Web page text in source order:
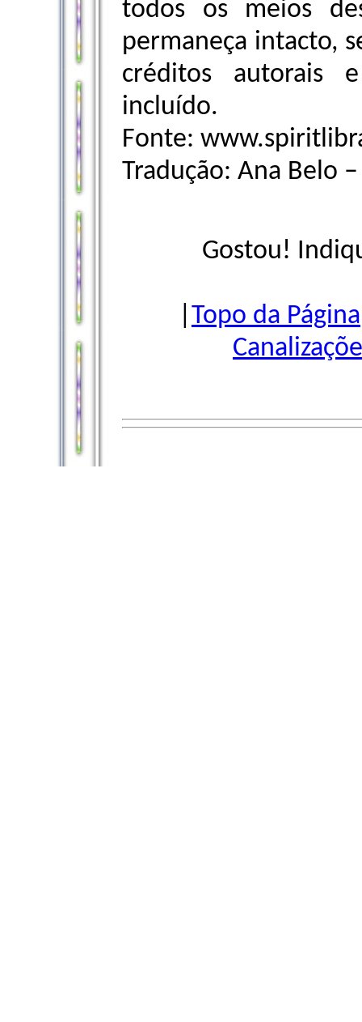
todos os meios
permaneça intacto,
créditos autorais
incluído.
Fonte:
Tradução: Ana Belo
Gostou!
Topo da Página